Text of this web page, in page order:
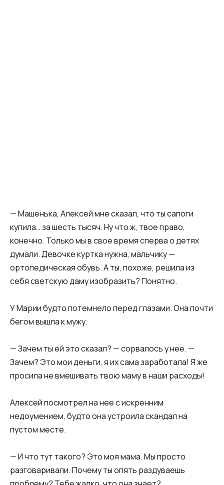
— Машенька, Алексей мне сказал, что ты сапоги
купила… за шесть тысяч. Ну что ж, твое право,
конечно. Только мы в свое время сперва о детях
думали. Девочке куртка нужна, мальчику —
ортопедическая обувь. А ты, похоже, решила из
себя светскую даму изобразить? Понятно.
У Марии будто потемнело перед глазами. Она почти
бегом вышла к мужу.
— Зачем ты ей это сказал? — сорвалось у нее. —
Зачем? Это мои деньги, я их сама заработала! Я же
просила не вмешивать твою маму в наши расходы!
Алексей посмотрел на нее с искренним
недоумением, будто она устроила скандал на
пустом месте.
— И что тут такого? Это моя мама. Мы просто
разговаривали. Почему ты опять раздуваешь